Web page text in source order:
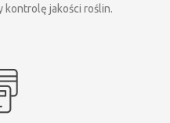
jakości roślin.